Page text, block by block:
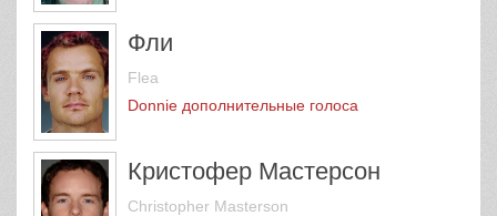
Фли
Flea
Donnie дополнительные голоса
Кристофер Мастерсон
Christopher Masterson